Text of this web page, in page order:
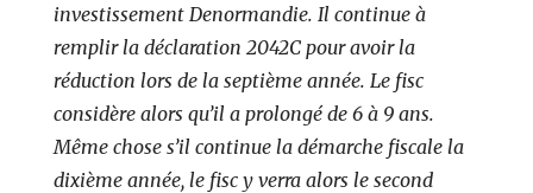
investissement Denormandie. Il continue à
remplir la déclaration 2042C pour avoir la
réduction lors de la septième année. Le fisc
considère alors qu’il a prolongé de 6 à 9 ans.
Même chose s’il continue la démarche fiscale la
dixième année, le fisc y verra alors le second